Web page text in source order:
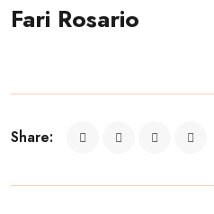
Fari Rosario
Share: